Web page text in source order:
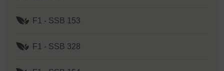
F1 - SSB 153
F1 - SSB 328